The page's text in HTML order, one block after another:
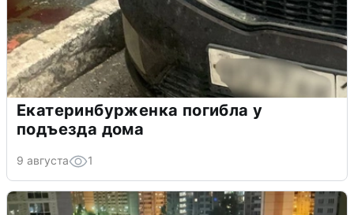
Екатеринбурженка погибла у
подъезда дома
9 августа 1